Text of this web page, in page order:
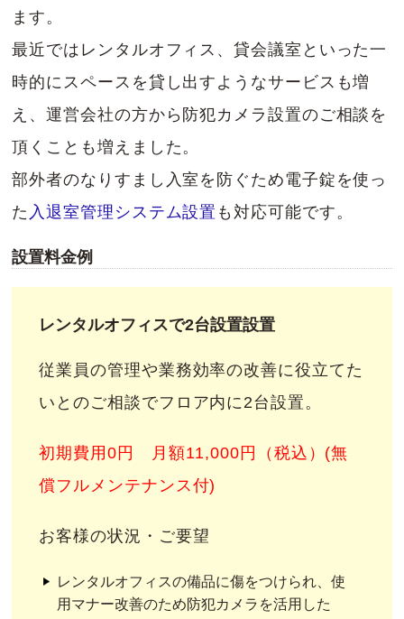
ます。
最近ではレンタルオフィス、貸会議室といった一
時的にスペースを貸し出すようなサービスも増
え、運営会社の方から防犯カメラ設置のご相談を
頂くことも増えました。
部外者のなりすまし入室を防ぐため電子錠を使っ
た 入退室管理システム設置 も対応可能です。
設置料金例
レンタルオフィスで2台設置設置
従業員の管理や業務効率の改善に役立てた
いとのご相談でフロア内に2台設置。
初期費用0円 月額11,000円（税込）(無
償フルメンテナンス付)
お客様の状況・ご要望
レンタルオフィスの備品に傷をつけられ、使
用マナー改善のため防犯カメラを活用した